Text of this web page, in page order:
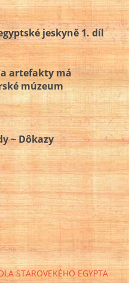
jeskyně 1. díl
artefakty má
múzeum
~ Dôkazy
STAROVEKÉHO EGYPTA